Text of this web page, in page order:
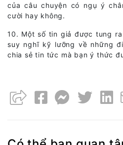
của câu chuyện có ngụ ý
cười hay không.
10. Một số tin giả được tung
suy nghĩ kỹ lưỡng về những
chia sẻ tin tức mà bạn ý thức